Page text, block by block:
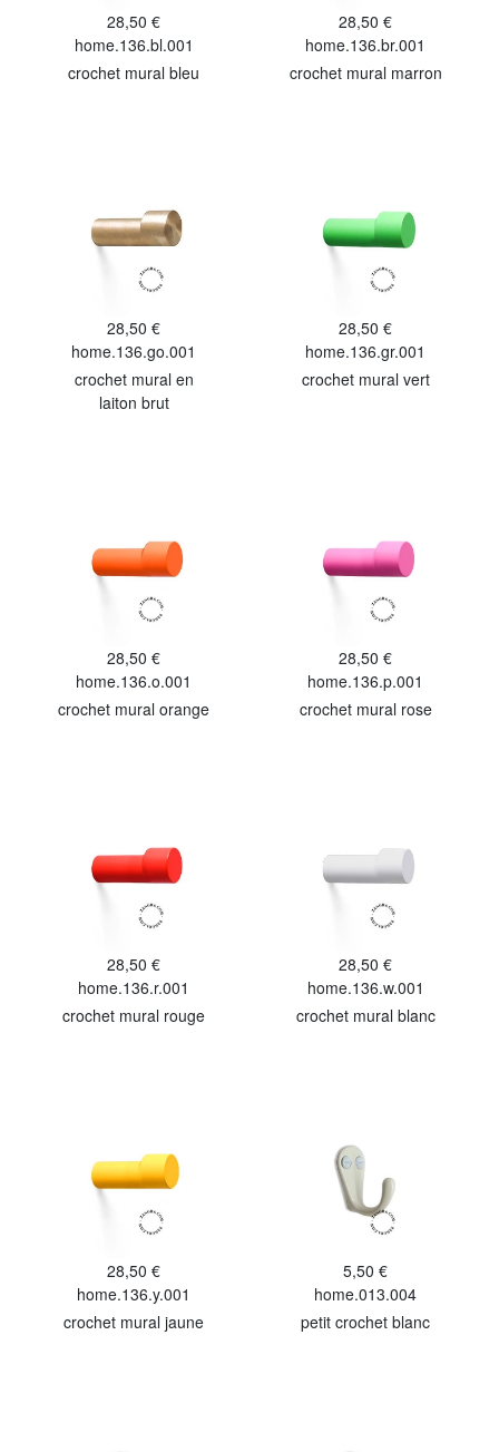
28,50 €
home.136.bl.001
crochet mural bleu
28,50 €
home.136.br.001
crochet mural marron
28,50 €
home.136.go.001
crochet mural en
laiton brut
28,50 €
home.136.gr.001
crochet mural vert
28,50 €
home.136.o.001
crochet mural orange
28,50 €
home.136.p.001
crochet mural rose
28,50 €
home.136.r.001
crochet mural rouge
28,50 €
home.136.w.001
crochet mural blanc
28,50 €
home.136.y.001
crochet mural jaune
5,50 €
home.013.004
petit crochet blanc